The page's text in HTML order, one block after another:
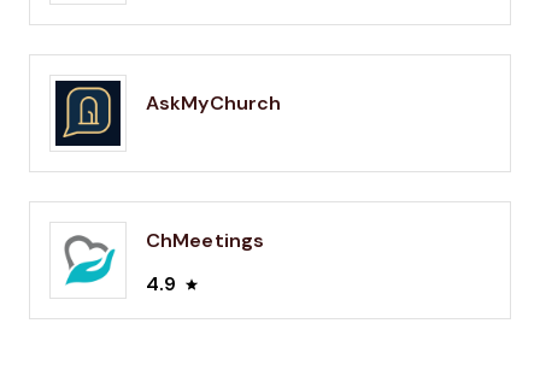
AskMyChurch
ChMeetings
4.9